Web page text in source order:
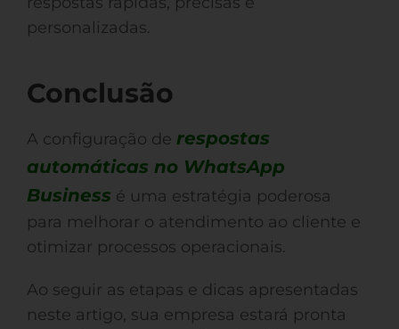
personalizadas.
Conclusão
A configuração de respostas
automáticas no WhatsApp
Business é uma estratégia poderosa
para melhorar o atendimento ao cliente e
otimizar processos operacionais.
Ao seguir as etapas e dicas apresentadas
neste artigo, sua empresa estará pronta